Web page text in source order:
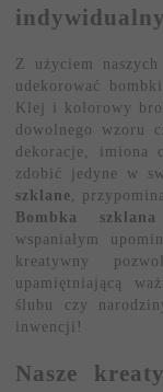
Z użyciem
udekorować
Klej i kolorowy
dowolnego wzoru
dekoracje, imiona
zdobić jedyne w
szklane ,
Bombka
wspaniałym
kreatywny
upamiętniającą
ślubu czy
inwencji!
Nasze